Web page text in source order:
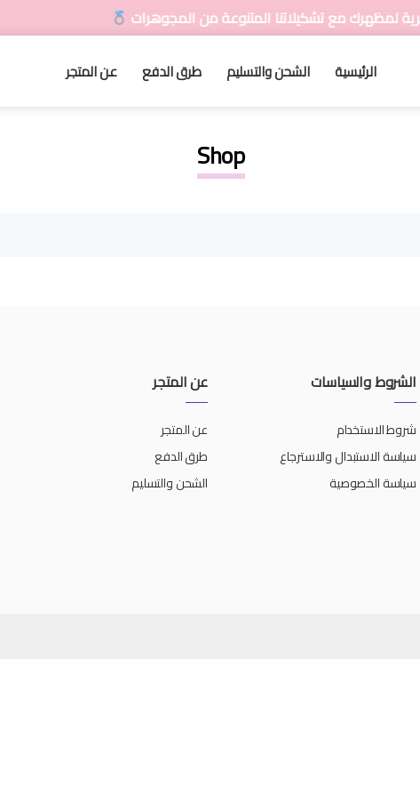
مع تشكيلاتنا المتنوعة من المجوهرات
الرئيسية الشحن والتسليم طرق الدفع عن المتجر
Shop
الشروط والسياسات
شروط الاستخدام
سياسة الاستبدال والاسترجاع
سياسة الخصوصية
عن المتجر
عن المتجر
طرق الدفع
الشحن والتسليم